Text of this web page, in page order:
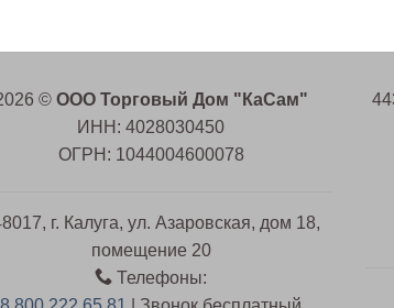
© ООО Торговый Дом "КаСам"
ИНН: 4028030450
ОГРН: 1044004600078
г. Калуга, ул. Азаровская, дом 18,
помещение 20
Телефоны: